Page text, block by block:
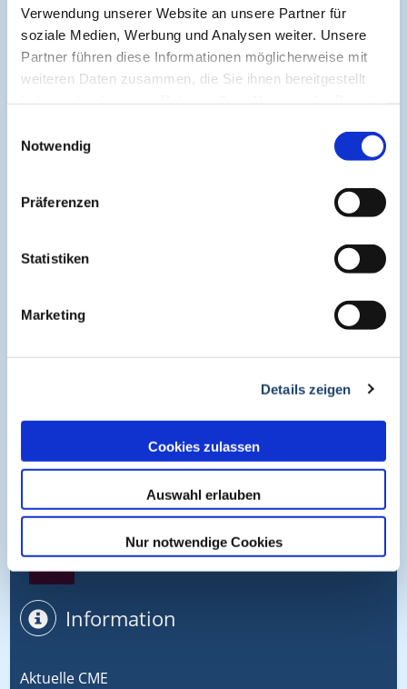
Verwendung unserer Website an unsere Partner für
soziale Medien, Werbung und Analysen weiter. Unsere
Partner führen diese Informationen möglicherweise mit
weiteren Daten zusammen, die Sie ihnen bereitgestellt
Notwendig
Präferenzen
Statistiken
Marketing
Details zeigen
Cookies zulassen
Auswahl erlauben
Nur notwendige Cookies
Cogitando-GmbH
c/o CME-Verlag Medcram
Im Birnengarten 7
91077 Neunkirchen am Brand
+49 (0)9134 2290930
Online Symposien
Symposium One Health
Symposium Asthma und Allergien
Gemeinsam gegen ADIPOSITAS
Information
Aktuelle CME